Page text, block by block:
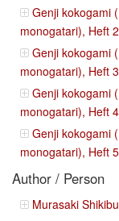
Genji kokogami
monogatari), Heft
Genji kokogami
monogatari), Heft
Genji kokogami
monogatari), Heft
Genji kokogami
monogatari), Heft
Author / Person
Murasaki